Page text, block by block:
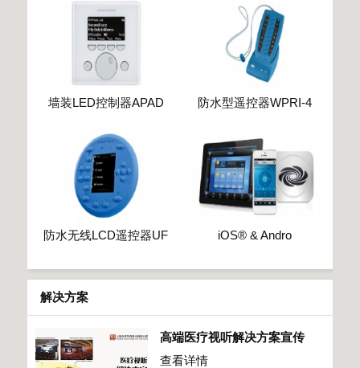
墙装LED控制器APAD 防水型遥控器WPRI-4
防水无线LCD遥控器UF iOS® & Andro
解决方案
高端医疗视听解决方案宣传
查看详情